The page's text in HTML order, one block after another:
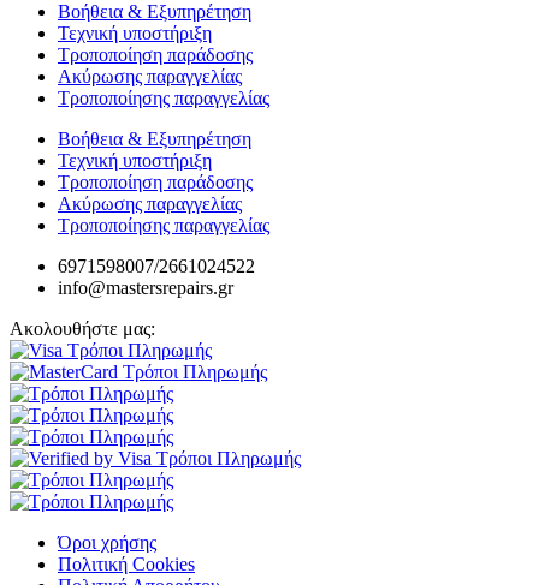
Βοήθεια & Εξυπηρέτηση
Τεχνική υποστήριξη
Τροποποίηση παράδοσης
Ακύρωσης παραγγελίας
Τροποποίησης παραγγελίας
Βοήθεια & Εξυπηρέτηση
Τεχνική υποστήριξη
Τροποποίηση παράδοσης
Ακύρωσης παραγγελίας
Τροποποίησης παραγγελίας
6971598007/2661024522
info@mastersrepairs.gr
Ακολουθήστε μας:
Όροι χρήσης
Πολιτική Cookies